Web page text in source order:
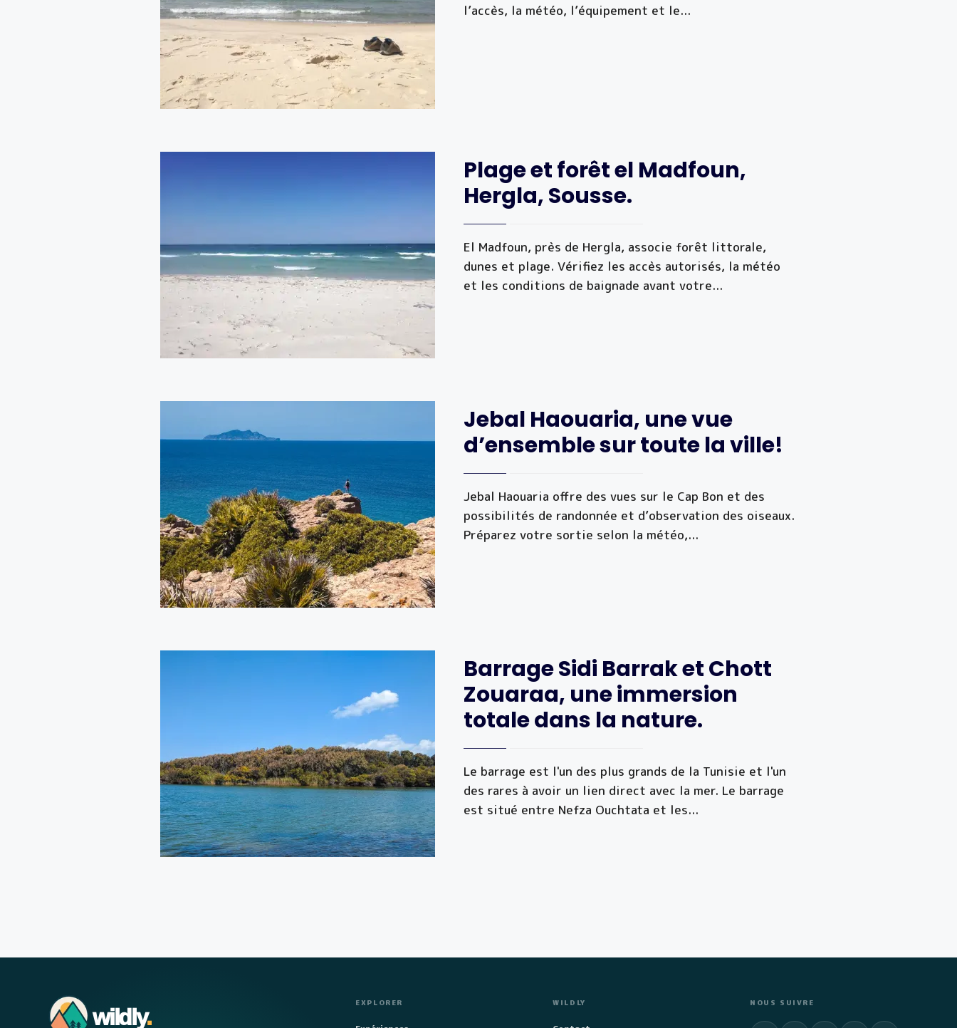
l’accès, la météo, l’équipement et le...
Plage et forêt el Madfoun,
Hergla, Sousse.
El Madfoun, près de Hergla, associe forêt littorale,
dunes et plage. Vérifiez les accès autorisés, la météo
et les conditions de baignade avant votre...
Jebal Haouaria, une vue
d’ensemble sur toute la ville!
Jebal Haouaria offre des vues sur le Cap Bon et des
possibilités de randonnée et d’observation des oiseaux.
Préparez votre sortie selon la météo,...
Barrage Sidi Barrak et Chott
Zouaraa, une immersion
totale dans la nature.
Le barrage est l'un des plus grands de la Tunisie et l'un
des rares à avoir un lien direct avec la mer. Le barrage
est situé entre Nefza Ouchtata et les...
wildly.
EXPLORER WILDLY NOUS SUIVRE